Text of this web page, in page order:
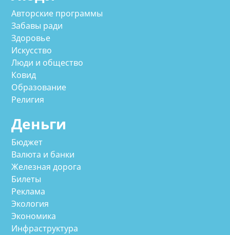
Авторские программы
Забавы ради
Здоровье
Искусство
Люди и общество
Ковид
Образование
Религия
Деньги
Бюджет
Валюта и банки
Железная дорога
Билеты
Реклама
Экология
Экономика
Инфраструктура